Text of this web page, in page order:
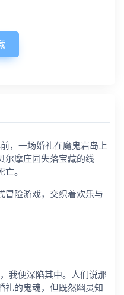
，一场婚礼在魔鬼岩岛上
尔摩庄园失落宝藏的线
。
冒险游戏，交织着欢乐与
我便深陷其中。人们说那
礼的鬼魂，但既然幽灵知